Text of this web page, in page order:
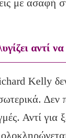
με ασαφή
αντί να
Kelly
Δεν
Αντί